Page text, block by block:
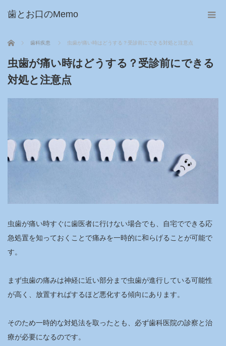
歯とお口のMemo
ホーム 歯科疾患 虫歯が痛い時はどうする？受診前にできる対処と注意点
虫歯が痛い時はどうする？受診前にできる
対処と注意点
虫歯が痛い時すぐに歯医者に行けない場合でも、自宅でできる応
急処置を知っておくことで痛みを一時的に和らげることが可能で
す。
まず虫歯の痛みは神経に近い部分まで虫歯が進行している可能性
が高く、放置すればするほど悪化する傾向にあります。
そのため一時的な対処法を取ったとも、必ず歯科医院の診察と治
療が必要になるのです。